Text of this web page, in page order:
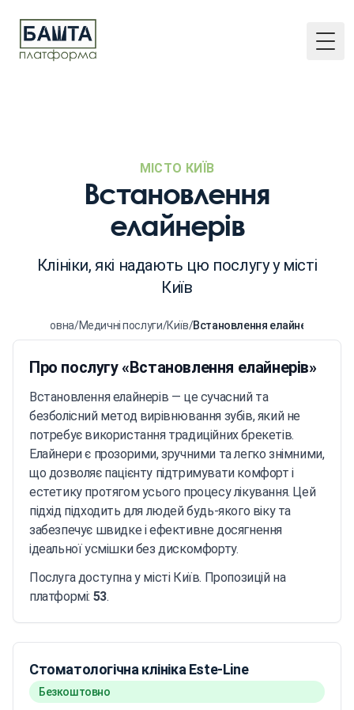
МІСТО КИЇВ
Встановлення
елайнерів
Клініки, які надають цю послугу у місті
Київ
Головна/Медичні послуги/Київ/Встановлення елайнерів
Про послугу «Встановлення елайнерів»
Встановлення елайнерів — це сучасний та
безболісний метод вирівнювання зубів, який не
потребує використання традиційних брекетів.
Елайнери є прозорими, зручними та легко знімними,
що дозволяє пацієнту підтримувати комфорт і
естетику протягом усього процесу лікування. Цей
підхід підходить для людей будь-якого віку та
забезпечує швидке і ефективне досягнення
ідеальної усмішки без дискомфорту.
Послуга доступна у місті Київ. Пропозицій на
платформі: 53.
Стоматологічна клініка Este-Line
Безкоштовно